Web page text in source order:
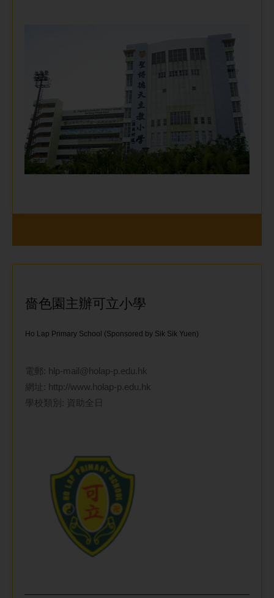
嗇色園主辦可立小學
Ho Lap Primary School (Sponsored by Sik Sik Yuen)
電郵: hlp-mail@holap-p.edu.hk
網址: http://www.holap-p.edu.hk
學校類別: 資助全日